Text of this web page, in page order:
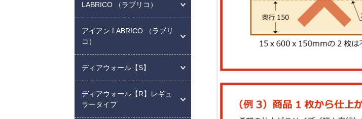
LABRICO （ラブリコ）
アイアン LABRICO （ラブリ
コ）
ディアウォール【S】
ディアウォール【R】レギュ
ラータイプ